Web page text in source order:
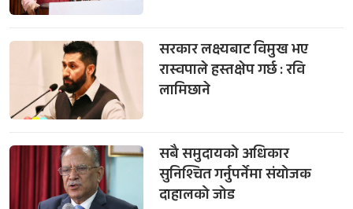
सरकार लक्ष्यबाट विमुख भए
रास्वपाले हस्तक्षेप गर्छ : रवि
लामिछाने
सबै समुदायको अधिकार
सुनिश्चित गर्नुपर्नेमा संयोजक
दाहालको जोड